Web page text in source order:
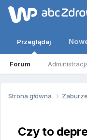
Przeglądaj
Forum
Strona główna
Czy to